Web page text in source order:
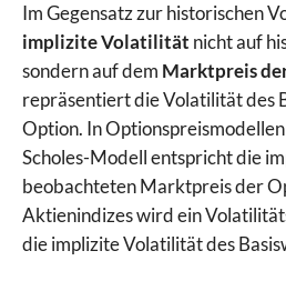
Im Gegensatz zur historischen
implizite Volatilität nicht auf
sondern auf dem Marktpreis
repräsentiert die Volatilität des
Option. In
Scholes-Modell entspricht die
beobachteten Marktpreis der
Aktienindizes wird ein
die implizite Volatilität des